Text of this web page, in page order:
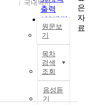
출력
100개씩
출력
국내박사
원문보
기
목차
검색
조회
음성듣
기
은
자
료